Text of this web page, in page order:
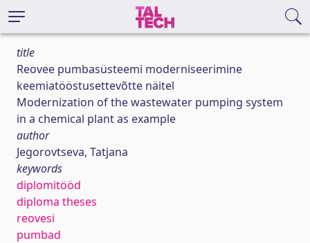
title
Reovee pumbasüsteemi moderniseerimine
keemiatööstusettevõtte näitel
Modernization of the wastewater pumping system
in a chemical plant as example
author
Jegorovtseva, Tatjana
keywords
diplomitööd
diploma theses
reovesi
pumbad